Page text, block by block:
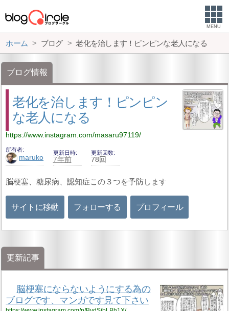
MENU
ホーム ブログ 老化を治します！ピンピンな老人になる
ブログ情報
老化を治します！ピンピン
な老人になる
https://www.instagram.com/masaru97119/
所有者
maruko
更新日時
7年前
更新回数
78回
脳梗塞、糖尿病、認知症この３つを予防します
サイトに移動 フォローする プロフィール
更新記事
脳梗塞にならないようにする為の
ブログです、マンガです見て下さい